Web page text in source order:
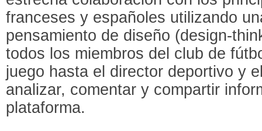
franceses y españoles utilizando
pensamiento de diseño (design-
todos los miembros del club de
juego hasta el director deportivo y
analizar, comentar y compartir
plataforma.